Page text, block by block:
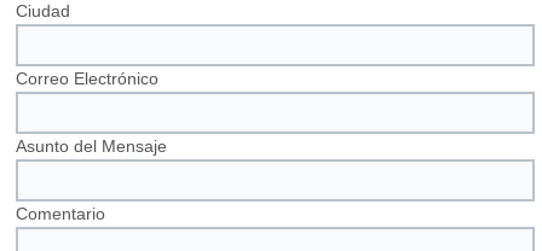
Ciudad
Correo Electrónico
Asunto del Mensaje
Comentario